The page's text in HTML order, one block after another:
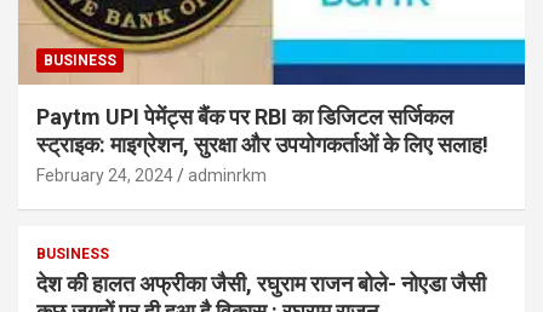
BUSINESS
Paytm UPI पेमेंट्स बैंक पर RBI का डिजिटल सर्जिकल
स्ट्राइक: माइग्रेशन, सुरक्षा और उपयोगकर्ताओं के लिए सलाह!
February 24, 2024 adminrkm
BUSINESS
देश की हालत अफ्रीका जैसी, रघुराम राजन बोले- नोएडा जैसी